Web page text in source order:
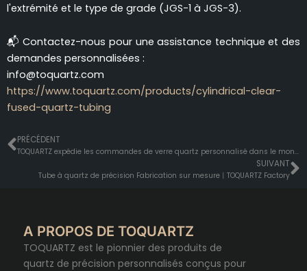
l'extrémité et le type de grade (JGS-1 à JGS-3).
📬 Contactez-nous pour une assistance technique et des
demandes personnalisées :
info@toquartz.com
https://www.toquartz.com/products/cylindrical-clear-
fused-quartz-tubing
Prévenir
PRÉCÉDENT
TOQUARTZ expédie les commandes de verre quartz personnalisé dans le monde entier丨Factory Directly
SUIVANT
Tube à quartz de précision Fabrication sur mesure丨TOQUARTZ Factory
A PROPOS DE TOQUARTZ
TOQUARTZ est le pionnier des produits de
quartz de précision personnalisés conçus pour